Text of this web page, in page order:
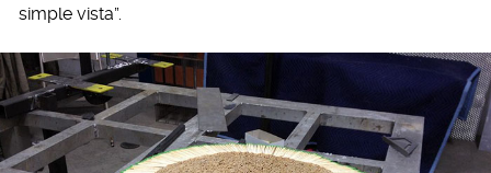
simple vista”.